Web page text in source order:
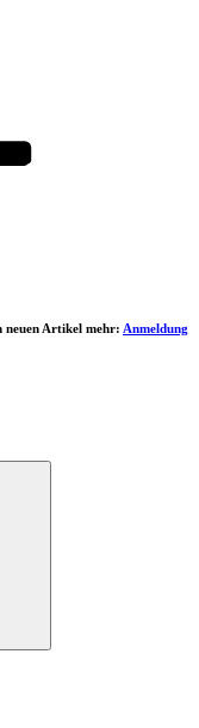
neuen Artikel mehr: Anmeldung